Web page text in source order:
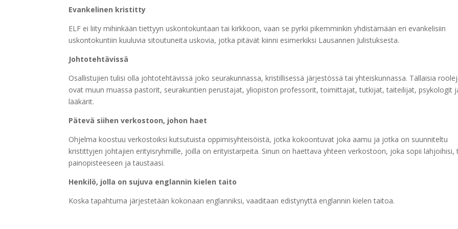
Evankelinen kristitty
ELF ei liity mihinkään tiettyyn uskontokuntaan tai kirkkoon, vaan se pyrkii pikemminkin yhdistämään eri evankelisiin
uskontokuntiin kuuluvia sitoutuneita uskovia, jotka pitävät kiinni esimerkiksi Lausannen Julistuksesta.
Johtotehtävissä
Osallistujien tulisi olla johtotehtävissä joko seurakunnassa, kristillisessä järjestössä tai yhteiskunnassa. Tällaisia
ovat muun muassa pastorit, seurakuntien perustajat, yliopiston professorit, toimittajat, tutkijat, taiteilijat, psykologit
lääkärit.
Pätevä siihen verkostoon, johon haet
Ohjelma koostuu verkostoiksi kutsutuista oppimisyhteisöistä, jotka kokoontuvat joka aamu ja jotka on suunniteltu
kristittyjen johtajien erityisryhmille, joilla on erityistarpeita. Sinun on haettava yhteen verkostoon, joka sopii lahjoihisi,
painopisteeseen ja taustaasi.
Henkilö, jolla on sujuva englannin kielen taito
Koska tapahtuma järjestetään kokonaan englanniksi, vaaditaan edistynyttä englannin kielen taitoa.